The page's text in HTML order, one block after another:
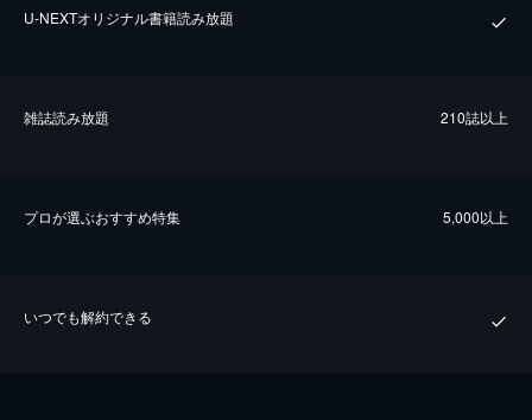
U-NEXTオリジナル書籍読み放題
雑誌読み放題 210誌以上
プロが選ぶおすすめ特集 5,000以上
いつでも解約できる